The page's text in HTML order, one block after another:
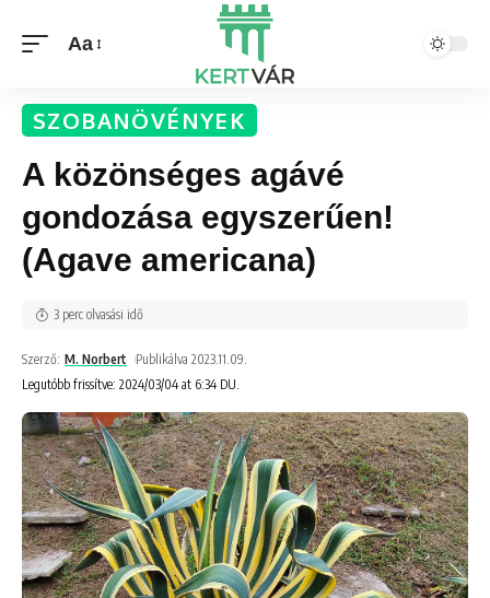
Aa
SZOBANÖVÉNYEK
A közönséges agávé
gondozása egyszerűen!
(Agave americana)
Legutóbb frissítve: 2024/03/04 at 6:34 DU.
Szerző: M. Norbert Publikálva 2023.11.09.
3 perc olvasási idő